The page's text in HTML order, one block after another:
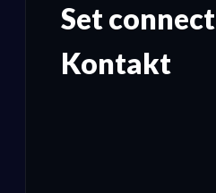
Set connect
Kontakt